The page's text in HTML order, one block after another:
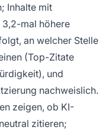
Inhalte mit
mal höhere
an welcher Stelle
(Top-Zitate
und
nachweislich.
zeigen, ob KI-
zitieren;